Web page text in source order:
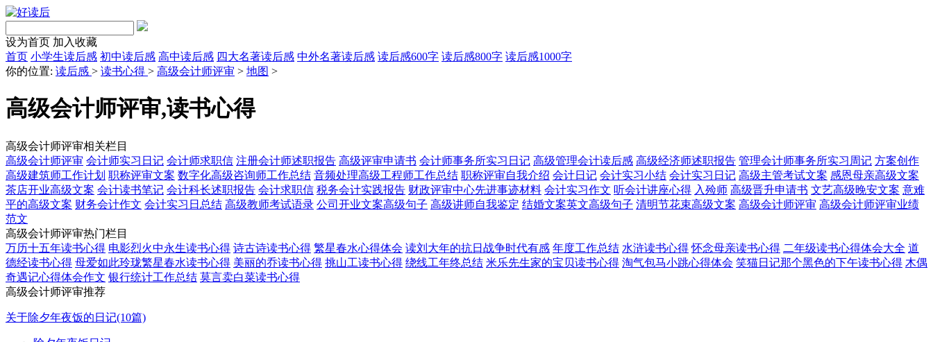
设为首页 加入收藏
首页 小学生读后感 初中读后感 高中读后感 四大名著读后感 中外名著读后感 读后感600字 读后感800字 读后感1000字
你的位置: 读后感 > 读书心得 > 高级会计师评审 > 地图 >
高级会计师评审,读书心得
高级会计师评审相关栏目
高级会计师评审 会计师实习日记 会计师求职信 注册会计师述职报告 高级评审申请书 会计师事务所实习日记 高级管理会计读后感 高级经济师述职报告 管理会计师事务所实习周记 方案创作
高级建筑师工作计划 职称评审文案 数字化高级咨询师工作总结 音频处理高级工程师工作总结 职称评审自我介绍 会计日记 会计实习小结 会计实习日记 高级主管考试文案 感恩母亲高级文案
茶店开业高级文案 会计读书笔记 会计科长述职报告 会计求职信 税务会计实践报告 财政评审中心先进事迹材料 会计实习作文 听会计讲座心得 入殓师 高级晋升申请书 文艺高级晚安文案 意难
平的高级文案 财务会计作文 会计实习日总结 高级教师考试语录 公司开业文案高级句子 高级讲师自我鉴定 结婚文案英文高级句子 清明节花束高级文案 高级会计师评审 高级会计师评审业绩
范文
高级会计师评审热门栏目
万历十五年读书心得 电影烈火中永生读书心得 诗古诗读书心得 繁星春水心得体会 读刘大年的抗日战争时代有感 年度工作总结 水浒读书心得 怀念母亲读书心得 二年级读书心得体会大全 道
德经读书心得 母爱如此玲珑繁星春水读书心得 美丽的乔读书心得 挑山工读书心得 绕线工年终总结 米乐先生家的宝贝读书心得 淘气包马小跳心得体会 笑猫日记那个黑色的下午读书心得 木偶
奇遇记心得体会作文 银行统计工作总结 莫言卖白菜读书心得
高级会计师评审推荐
关于除夕年夜饭的日记(10篇)